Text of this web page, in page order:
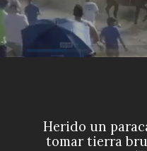
Herido un
tomar tierra